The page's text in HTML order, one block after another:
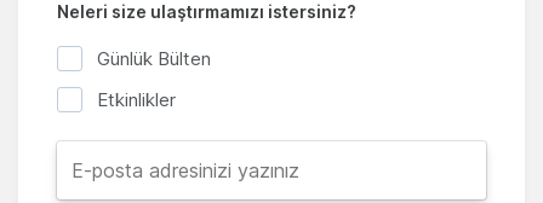
Neleri size ulaştırmamızı istersiniz?
Günlük Bülten
Etkinlikler